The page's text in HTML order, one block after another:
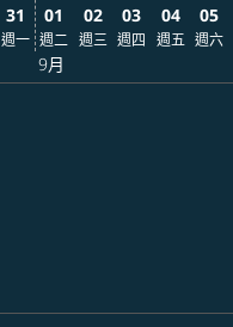
31
週一
01
週二
9月
02
週三
03
週四
04
週五
05
週六